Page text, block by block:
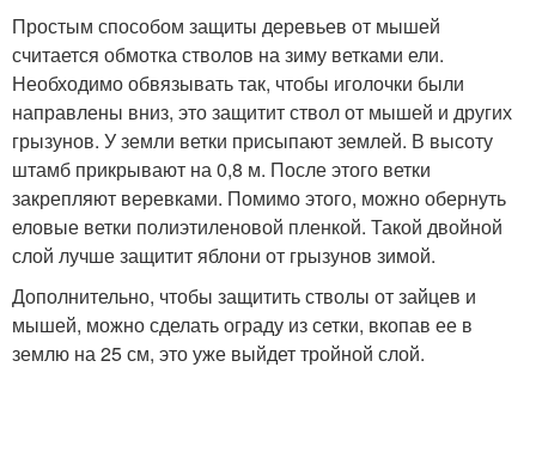
Простым способом защиты деревьев от мышей
считается обмотка стволов на зиму ветками ели.
Необходимо обвязывать так, чтобы иголочки были
направлены вниз, это защитит ствол от мышей и других
грызунов. У земли ветки присыпают землей. В высоту
штамб прикрывают на 0,8 м. После этого ветки
закрепляют веревками. Помимо этого, можно обернуть
еловые ветки полиэтиленовой пленкой. Такой двойной
слой лучше защитит яблони от грызунов зимой.
Дополнительно, чтобы защитить стволы от зайцев и
мышей, можно сделать ограду из сетки, вкопав ее в
землю на 25 см, это уже выйдет тройной слой.